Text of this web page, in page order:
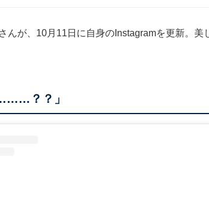
んが、10月11日に自身のInstagramを更新。美
？？」